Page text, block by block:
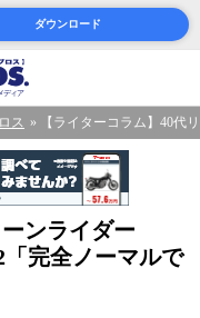
ダウンロード
ス 【ライターコラム】40代
ンライダー
「完全ノーマルで